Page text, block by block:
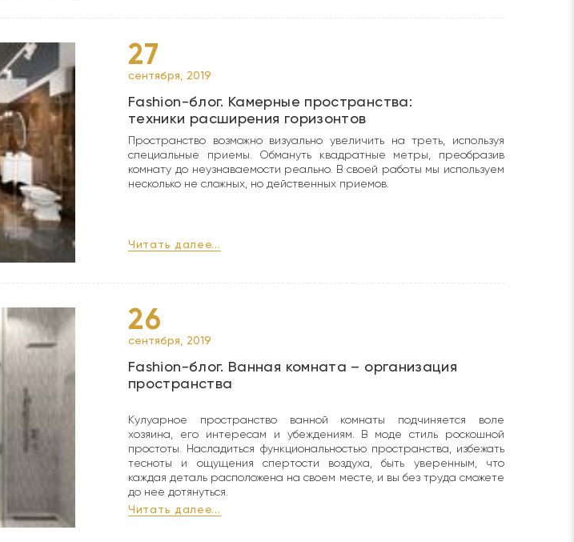
27
сентября, 2019
Fashion-блог. Камерные пространства:
техники расширения горизонтов
Пространство возможно визуально увеличить на треть, используя
специальные приемы. Обмануть квадратные метры, преобразив
комнату до неузнаваемости реально. В своей работы мы используем
несколько не сложных, но действенных приемов.
Читать далее...
26
сентября, 2019
Fashion-блог. Ванная комната – организация
пространства
Кулуарное пространство ванной комнаты подчиняется воле
хозяина, его интересам и убеждениям. В моде стиль роскошной
простоты. Насладиться функциональностью пространства, избежать
тесноты и ощущения спертости воздуха, быть уверенным, что
каждая деталь расположена на своем месте, и вы без труда сможете
до нее дотянуться.
Читать далее...